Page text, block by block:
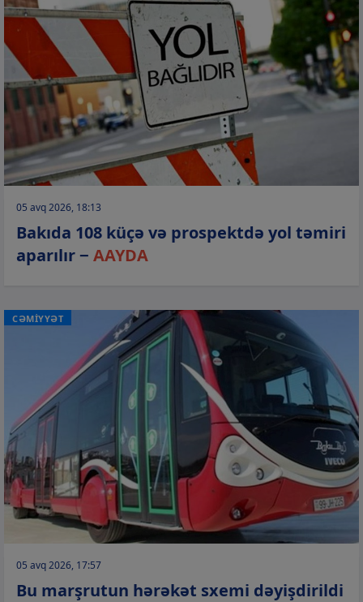
05 avq 2026, 18:13
Bakıda 108 küçə və prospektdə yol təmiri
aparılır − AAYDA
CƏMİYYƏT
05 avq 2026, 17:57
Bu marşrutun hərəkət sxemi dəyişdirildi